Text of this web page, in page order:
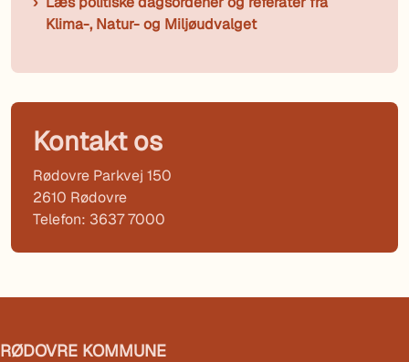
Klima-, Natur- og Miljøudvalget
Kontakt os
Rødovre Parkvej 150
2610 Rødovre
Telefon: 3637 7000
RØDOVRE KOMMUNE